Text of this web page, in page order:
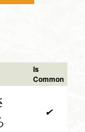
Is
Common
✔